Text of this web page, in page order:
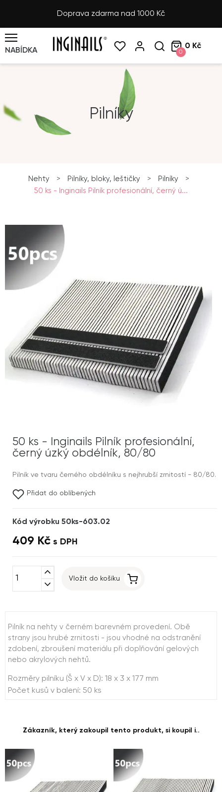
Doprava zdarma nad 1000 Kč
NABÍDKA 0
0 Kč
Pilníky
Nehty > Pilníky, bloky, leštičky > Pilníky
>
50 ks - Inginails Pilník profesionální, černý ú...
50 ks - Inginails Pilník profesionální,
černý úzký obdélník, 80/80
Pilník ve tvaru černého obdélníku s nejhrubší zrnitostí - 80/80.
Přidat do oblíbených
Kód výrobku 50ks-603.02
409 Kč s DPH
expand_less
expand_more
Vložit do košíku
Pilník na nehty v černém barevném provedení. Obě
strany jsou hrubé zrnitosti - jsou vhodné na odstranění
zdobení, zbroušení materiálu při doplňování gelových
nebo akrylových nehtů.
Rozměry pilníku (Š x V x D): 18 x 3 x 177 mm
Počet kusů v balení: 50 ks
Zákazník, který zakoupil tento produkt, si koupil i..